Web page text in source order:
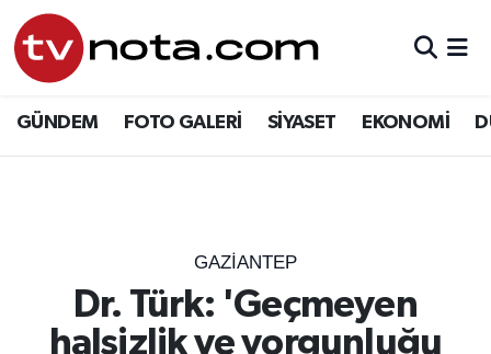
GÜNDEM FOTO GALERİ SİYASET EKONOMİ
GAZIANTEP
Dr. Türk: 'Geçmeyen
halsizlik ve yorgunluğu
GÜNDEM
YURT
Hava Durumu
Son Dakika Haberleri